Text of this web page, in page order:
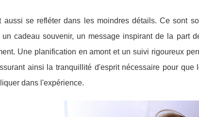
se refléter dans les moindres détails. Ce sont
cadeau souvenir, un message inspirant de la part
Une planification en amont et un suivi rigoureux
ainsi la tranquillité d'esprit nécessaire pour que
dans l'expérience.